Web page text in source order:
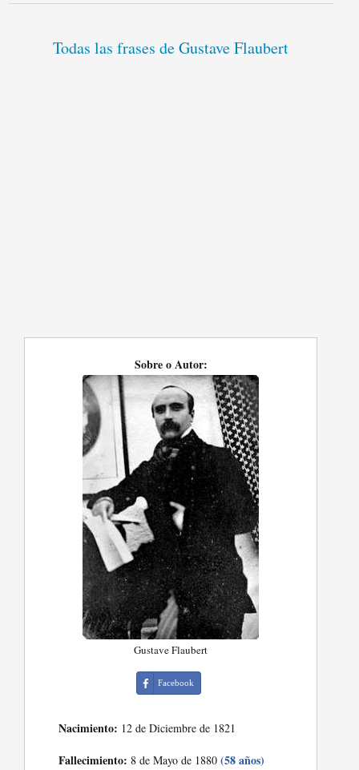
Todas las frases de Gustave Flaubert
Sobre o Autor:
Gustave Flaubert
Facebook
Nacimiento: 12 de Diciembre de 1821
Fallecimiento: 8 de Mayo de 1880(58 años)